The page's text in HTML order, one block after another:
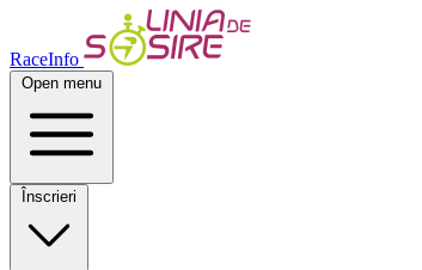
RaceInfo
Open menu
Înscrieri